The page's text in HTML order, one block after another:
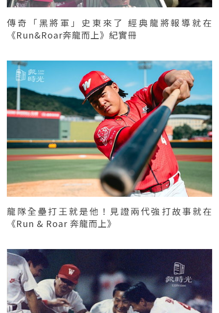
傳奇「黑將軍」史東來了 經典龍將報導就在
《Run&Roar奔龍而上》紀實冊
龍隊全壘打王就是他！見證兩代強打故事就在
《Run & Roar 奔龍而上》